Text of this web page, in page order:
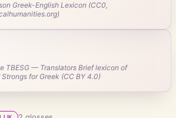
Greek-English Lexicon (CC0,
TBESG — Translators Brief lexicon of
Strongs for Greek (CC BY 4.0)